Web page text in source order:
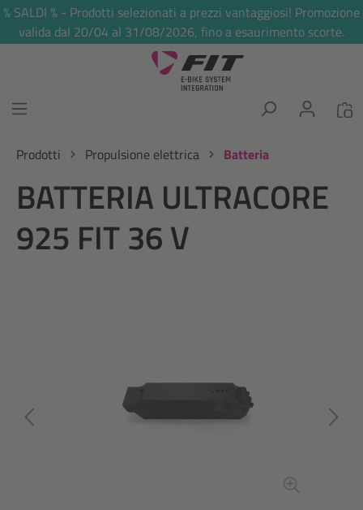
principale
% SALDI % - Prodotti selezionati a prezzi vantaggiosi! Promozione
valida dal 20/04 al 31/08/2026, fino a esaurimento scorte.
Prodotti Propulsione elettrica Batteria
BATTERIA ULTRACORE
925 FIT 36 V